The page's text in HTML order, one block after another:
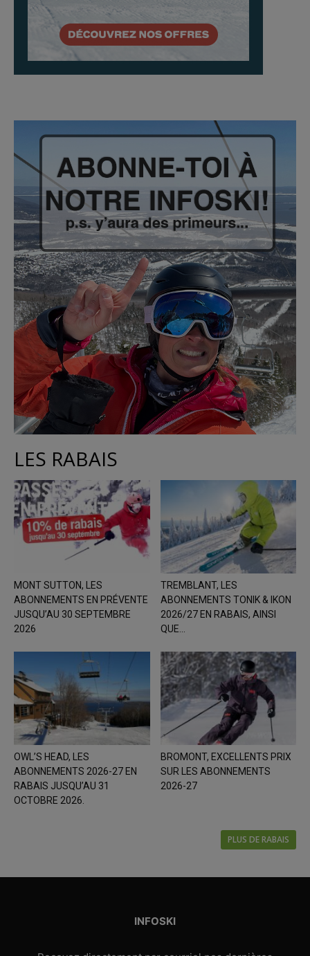
LES RABAIS
MONT SUTTON, LES
ABONNEMENTS EN PRÉVENTE
JUSQU’AU 30 SEPTEMBRE
2026
TREMBLANT, LES
ABONNEMENTS TONIK & IKON
2026/27 EN RABAIS, AINSI
QUE...
OWL’S HEAD, LES
ABONNEMENTS 2026-27 EN
RABAIS JUSQU’AU 31
OCTOBRE 2026.
BROMONT, EXCELLENTS PRIX
SUR LES ABONNEMENTS
2026-27
PLUS DE RABAIS
INFOSKI